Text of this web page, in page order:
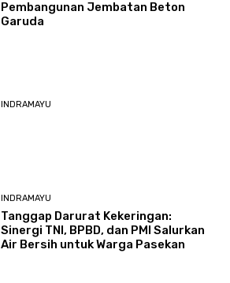
Pembangunan Jembatan Beton
Garuda
INDRAMAYU
INDRAMAYU
​Tanggap Darurat Kekeringan:
Sinergi TNI, BPBD, dan PMI Salurkan
Air Bersih untuk Warga Pasekan